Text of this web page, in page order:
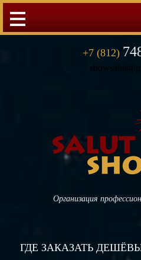
+7 (812)
Организация
ГДЕ ЗАКАЗАТЬ